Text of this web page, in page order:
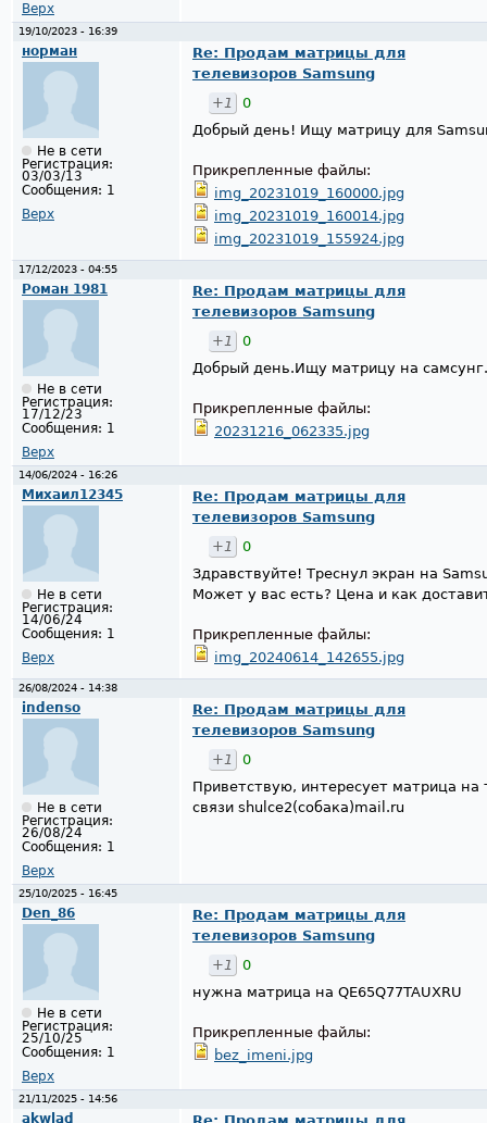
Верх
19/10/2023 - 16:39
норман
Не в сети
Регистрация:
03/03/13
Сообщения: 1
Верх
Re: Продам матрицы для
телевизоров Samsung
+1
0
Добрый день! Ищу матрицу для
Прикрепленные файлы:
img_20231019_160000.jpg
img_20231019_160014.jpg
img_20231019_155924.jpg
17/12/2023 - 04:55
Роман 1981
Не в сети
Регистрация:
17/12/23
Сообщения: 1
Верх
Re: Продам матрицы для
телевизоров Samsung
+1
0
Добрый день.Ищу матрицу на самсунг.
Прикрепленные файлы:
20231216_062335.jpg
14/06/2024 - 16:26
Михаил12345
Не в сети
Регистрация:
14/06/24
Сообщения: 1
Верх
Re: Продам матрицы для
телевизоров Samsung
+1
0
Здравствуйте! Треснул экран на
Может у вас есть? Цена и как
Прикрепленные файлы:
img_20240614_142655.jpg
26/08/2024 - 14:38
indenso
Не в сети
Регистрация:
26/08/24
Сообщения: 1
Верх
Re: Продам матрицы для
телевизоров Samsung
+1
0
Приветствую, интересует матрица на
связи shulce2(собака)mail.ru
25/10/2025 - 16:45
Den_86
Не в сети
Регистрация:
25/10/25
Сообщения: 1
Верх
Re: Продам матрицы для
телевизоров Samsung
+1
0
нужна матрица на QE65Q77TAUXRU
Прикрепленные файлы:
bez_imeni.jpg
21/11/2025 - 14:56
akwlad